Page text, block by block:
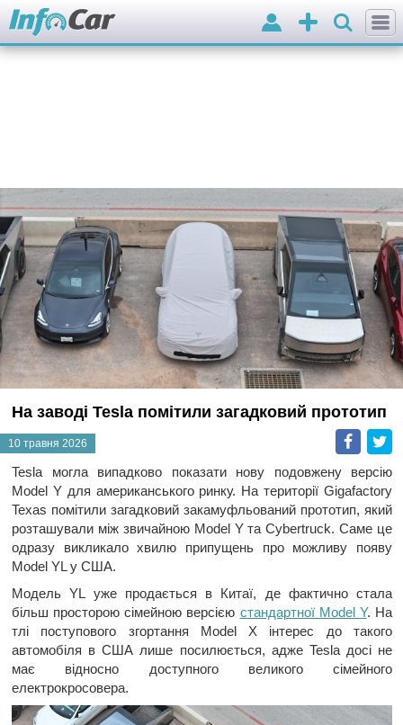
Додати
оголошення
Вхід
На заводі Tesla помітили загадковий прототип
10 травня 2026
Tesla могла випадково показати нову подовжену версію
Model Y для американського ринку. На території Gigafactory
Texas помітили загадковий закамуфльований прототип, який
розташували між звичайною Model Y та Cybertruck. Саме це
одразу викликало хвилю припущень про можливу появу
Model YL у США.
Модель YL уже продається в Китаї, де фактично стала
більш просторою сімейною версією стандартної Model Y. На
тлі поступового згортання Model X інтерес до такого
автомобіля в США лише посилюється, адже Tesla досі не
має відносно доступного великого сімейного
електрокросовера.